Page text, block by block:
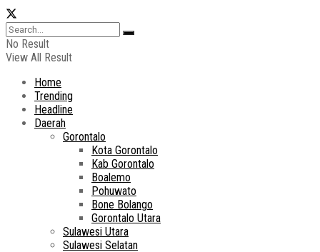
No Result
View All Result
Home
Trending
Headline
Daerah
Gorontalo
Kota Gorontalo
Kab Gorontalo
Boalemo
Pohuwato
Bone Bolango
Gorontalo Utara
Sulawesi Utara
Sulawesi Selatan